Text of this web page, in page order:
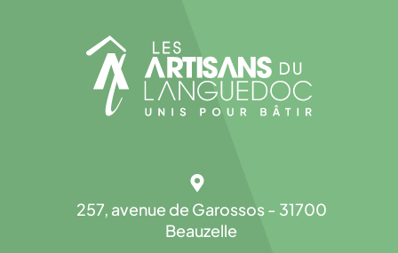
257, avenue de Garossos - 31700
Beauzelle